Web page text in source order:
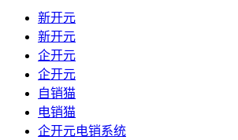
新开元
新开元
企开元
企开元
自销猫
电销猫
企开元电销系统